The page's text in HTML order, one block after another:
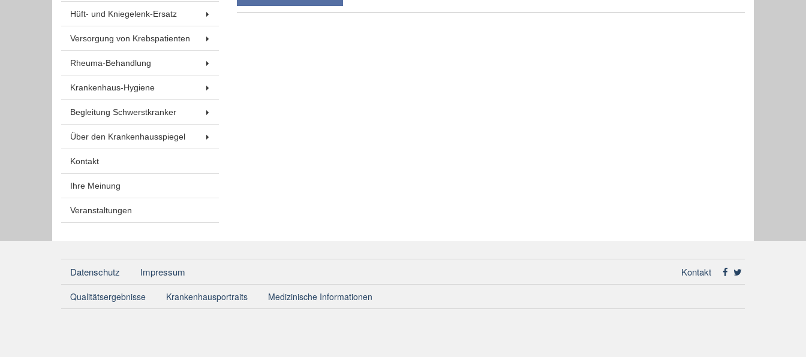
Hüft- und Kniegelenk-Ersatz
Versorgung von Krebspatienten
Rheuma-Behandlung
Krankenhaus-Hygiene
Begleitung Schwerstkranker
Über den Krankenhausspiegel
Kontakt
Ihre Meinung
Veranstaltungen
Datenschutz Impressum Kontakt
Qualitätsergebnisse Krankenhausportraits Medizinische Informationen